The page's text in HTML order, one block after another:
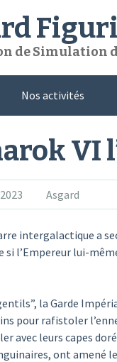
de Simulation
Nos activités
VI
Asgard
intergalactique a
si l’Empereur lui-
la Garde
pour rafistoler
avec leurs capes
ont amené